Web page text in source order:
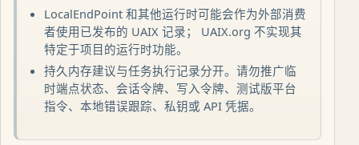
LocalEndPoint 和其他运行时可能会作为外部消费
者使用已发布的 UAIX 记录； UAIX.org 不实现其
特定于项目的运行时功能。
持久内存建议与任务执行记录分开。请勿推广临
时端点状态、会话令牌、写入令牌、测试版平台
指令、本地错误跟踪、私钥或 API 凭据。